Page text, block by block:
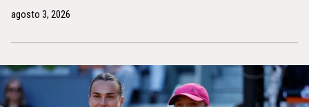
agosto 3, 2026